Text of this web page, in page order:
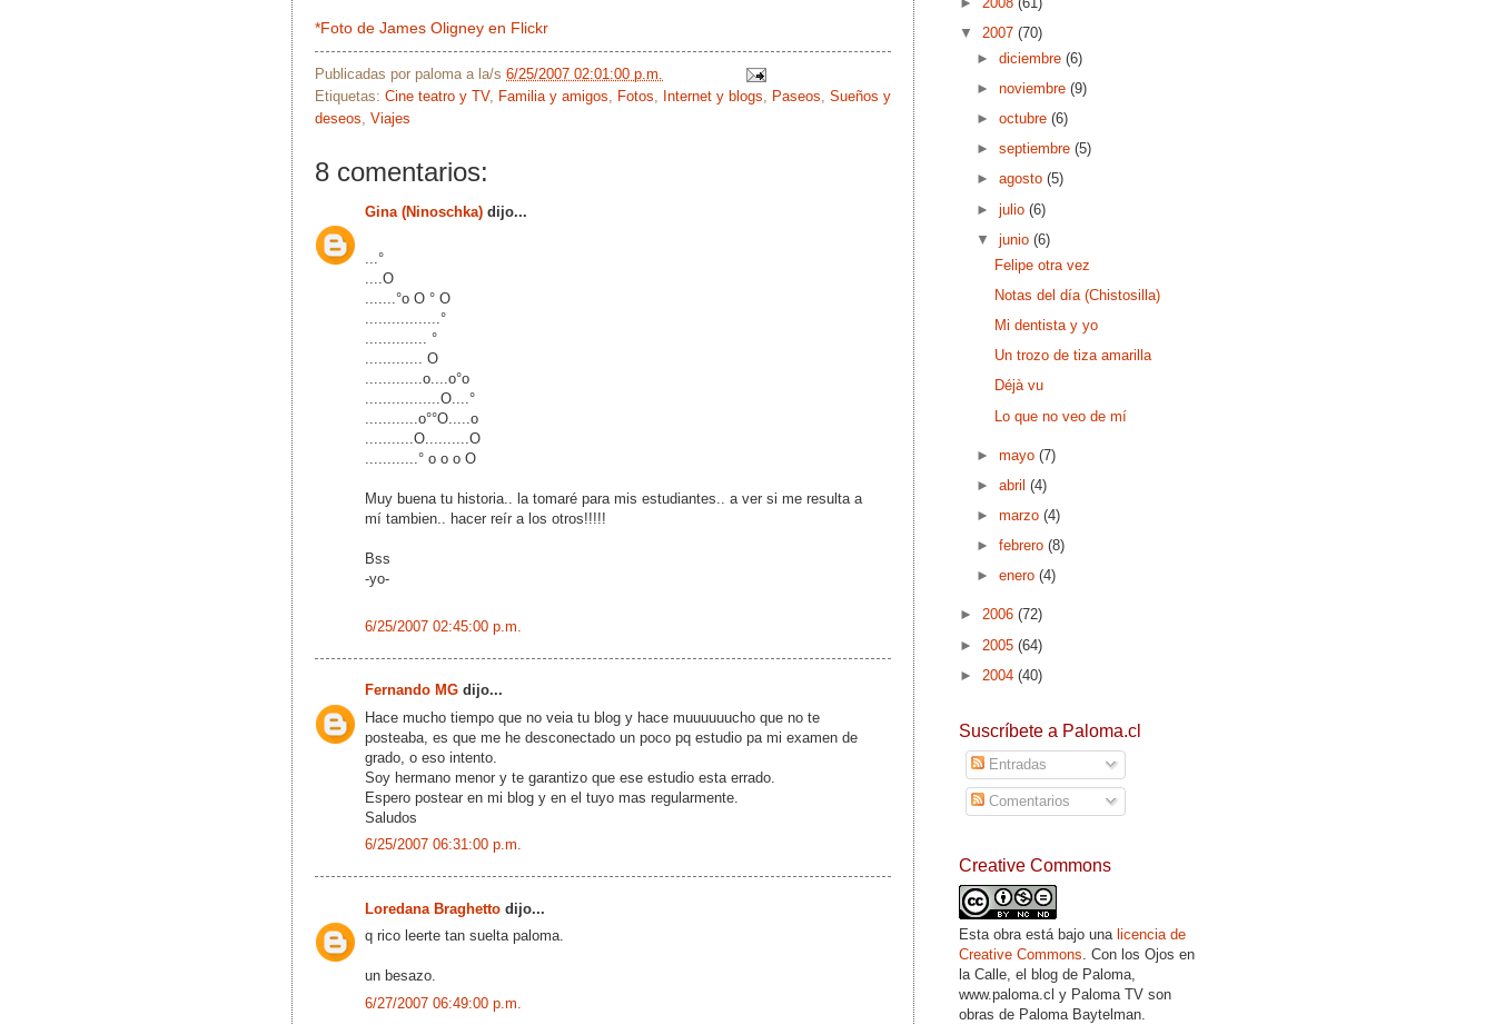
*Foto de James Oligney en Flickr
Publicadas por paloma a la/s 6/25/2007 02:01:00 p.m.
Etiquetas: Cine teatro y TV, Familia y amigos Fotos Internet y blogs Paseos Sueños y
deseos Viajes
8 comentarios:
Gina (Ninoschka) dijo...
...°
....O
.......°o O ° O
.................°
.............. °
............. O
.............o....o°o
.................O....°
............o°°O.....o
...........O..........O
............° o o o O
Muy buena tu historia.. la tomaré para mis estudiantes.. a ver si me resulta a
mí tambien.. hacer reír a los otros!!!!!
Bss
-yo-
6/25/2007 02:45:00 p.m.
Fernando MG dijo...
Hace mucho tiempo que no veia tu blog y hace muuuuuucho que no te
posteaba, es que me he desconectado un poco pq estudio pa mi examen de
grado, o eso intento.
Soy hermano menor y te garantizo que ese estudio esta errado.
Espero postear en mi blog y en el tuyo mas regularmente.
Saludos
6/25/2007 06:31:00 p.m.
Loredana Braghetto dijo...
q rico leerte tan suelta paloma.
un besazo.
6/27/2007 06:49:00 p.m.
▼ 2007 (70)
►diciembre(6)
►noviembre(9)
►octubre(6)
►septiembre(5)
►agosto(5)
►julio(6)
▼junio(6)
Felipe otra vez
Notas del día (Chistosilla)
Mi dentista y yo
Un trozo de tiza amarilla
Déjà vu
Lo que no veo de mí
►mayo(7)
►abril(4)
►marzo(4)
►febrero(8)
►enero(4)
► 2006 (72)
► 2005 (64)
► 2004 (40)
Suscríbete a Paloma.cl
Entradas
Comentarios
Creative Commons
Esta obra está bajo una licencia de
Creative Commons. Con los Ojos en
la Calle, el blog de Paloma,
www.paloma.cl y Paloma TV son
obras de Paloma Baytelman.